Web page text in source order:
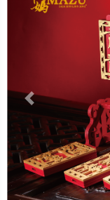
購
Previous